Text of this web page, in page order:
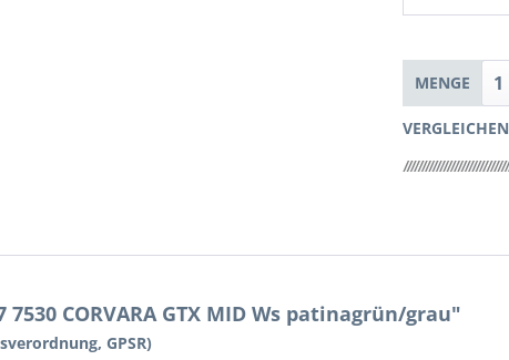
MENGE
VERGLEICHEN
CORVARA GTX MID Ws patinagrün/grau"
GPSR)